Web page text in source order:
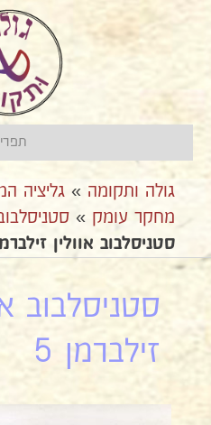
גולה ותקומה » גליציה
מחקר עומק »
סטניסלבוב אוולין זילברמן
סטניסלבוב
זילברמן 5